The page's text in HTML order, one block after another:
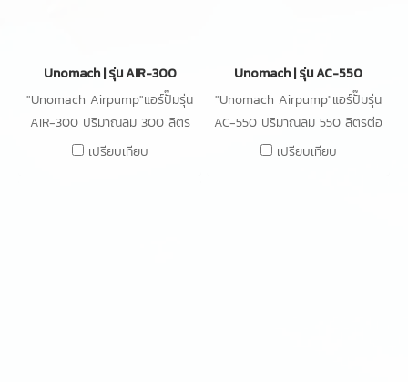
Unomach | รุ่น AIR-300
"Unomach Airpump"แอร์ปั๊มรุ่น
AIR-300 ปริมาณลม 300 ลิตร
ต่อนาที ความดัน 20kPa กำลังไฟ
เปรียบเทียบ
Unomach | รุ่น AC-550
"Unomach Airpump"แอร์ปั๊มรุ่น
AC-550 ปริมาณลม 550 ลิตรต่อ
นาที ความดัน 20kPa กำลังไฟ
เปรียบเทียบ